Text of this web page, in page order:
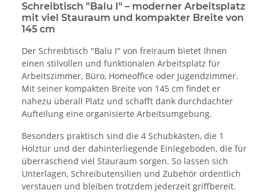
Schreibtisch "Balu I" – moderner Arbeitsplatz
mit viel Stauraum und kompakter Breite von
145 cm
Der Schreibtisch "Balu I" von freiraum bietet Ihnen
einen stilvollen und funktionalen Arbeitsplatz für
Arbeitszimmer, Büro, Homeoffice oder Jugendzimmer.
Mit seiner kompakten Breite von 145 cm findet er
nahezu überall Platz und schafft dank durchdachter
Aufteilung eine organisierte Arbeitsumgebung.
Besonders praktisch sind die 4 Schubkästen, die 1
Holztür und der dahinterliegende Einlegeboden, die für
überraschend viel Stauraum sorgen. So lassen sich
Unterlagen, Schreibutensilien und Zubehör ordentlich
verstauen und bleiben trotzdem jederzeit griffbereit.